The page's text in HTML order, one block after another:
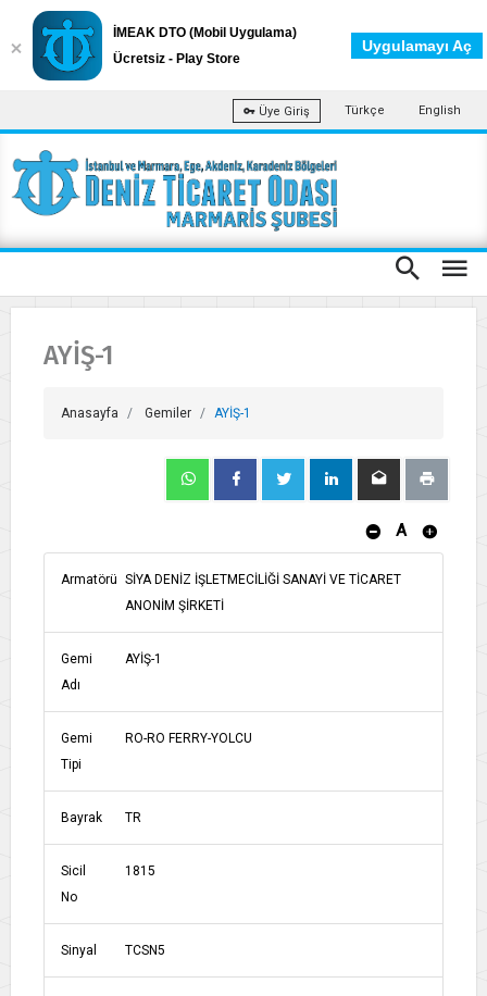
Üye Giriş Türkçe English
AYİŞ-1
Anasayfa Gemiler AYİŞ-1
A
Armatörü SİYA DENİZ İŞLETMECİLİĞİ SANAYİ VE TİCARET
ANONİM ŞİRKETİ
Gemi
Adı
AYİŞ-1
Gemi
Tipi
RO-RO FERRY-YOLCU
Bayrak TR
Sicil
No
1815
Sinyal TCSN5
İMEAK DTO (Mobil Uygulama)
Ücretsiz - Play Store
Uygulamayı Aç